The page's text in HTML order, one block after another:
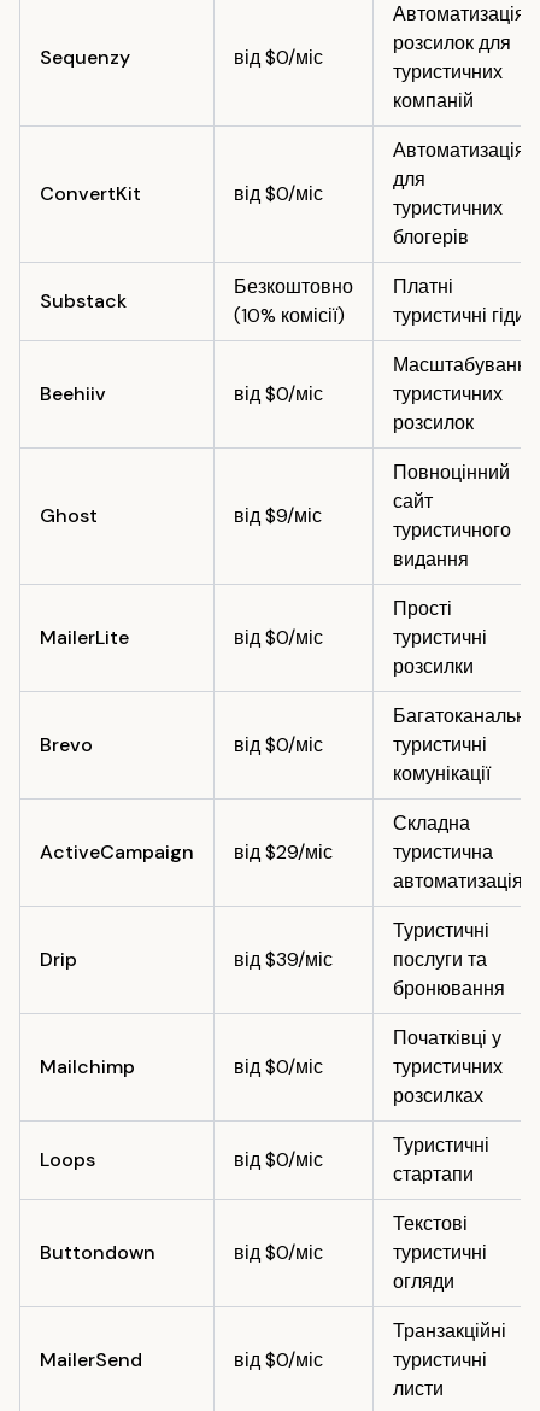
Sequenzy від $0/міс
Автоматизація
розсилок для
туристичних
компаній
ConvertKit від $0/міс
Автоматизація
для
туристичних
блогерів
Substack
Безкоштовно
(10% комісії)
Платні
туристичні гіди
Beehiiv від $0/міс
Масштабування
туристичних
розсилок
Ghost від $9/міс
Повноцінний
сайт
туристичного
видання
MailerLite від $0/міс
Прості
туристичні
розсилки
Brevo від $0/міс
Багатоканальні
туристичні
комунікації
ActiveCampaign від $29/міс
Складна
туристична
автоматизація
Drip від $39/міс
Туристичні
послуги та
бронювання
Mailchimp від $0/міс
Початківці у
туристичних
розсилках
Loops від $0/міс
Туристичні
стартапи
Buttondown від $0/міс
Текстові
туристичні
огляди
MailerSend від $0/міс
Транзакційні
туристичні
листи